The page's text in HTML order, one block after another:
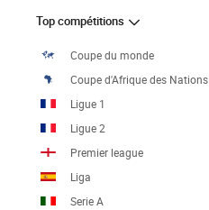
Top compétitions
Coupe du monde
Coupe d'Afrique des Nations
Ligue 1
Ligue 2
Premier league
Liga
Serie A